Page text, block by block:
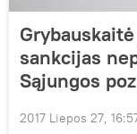
sankcijas
Sąjungos
2017 Liepos 27,